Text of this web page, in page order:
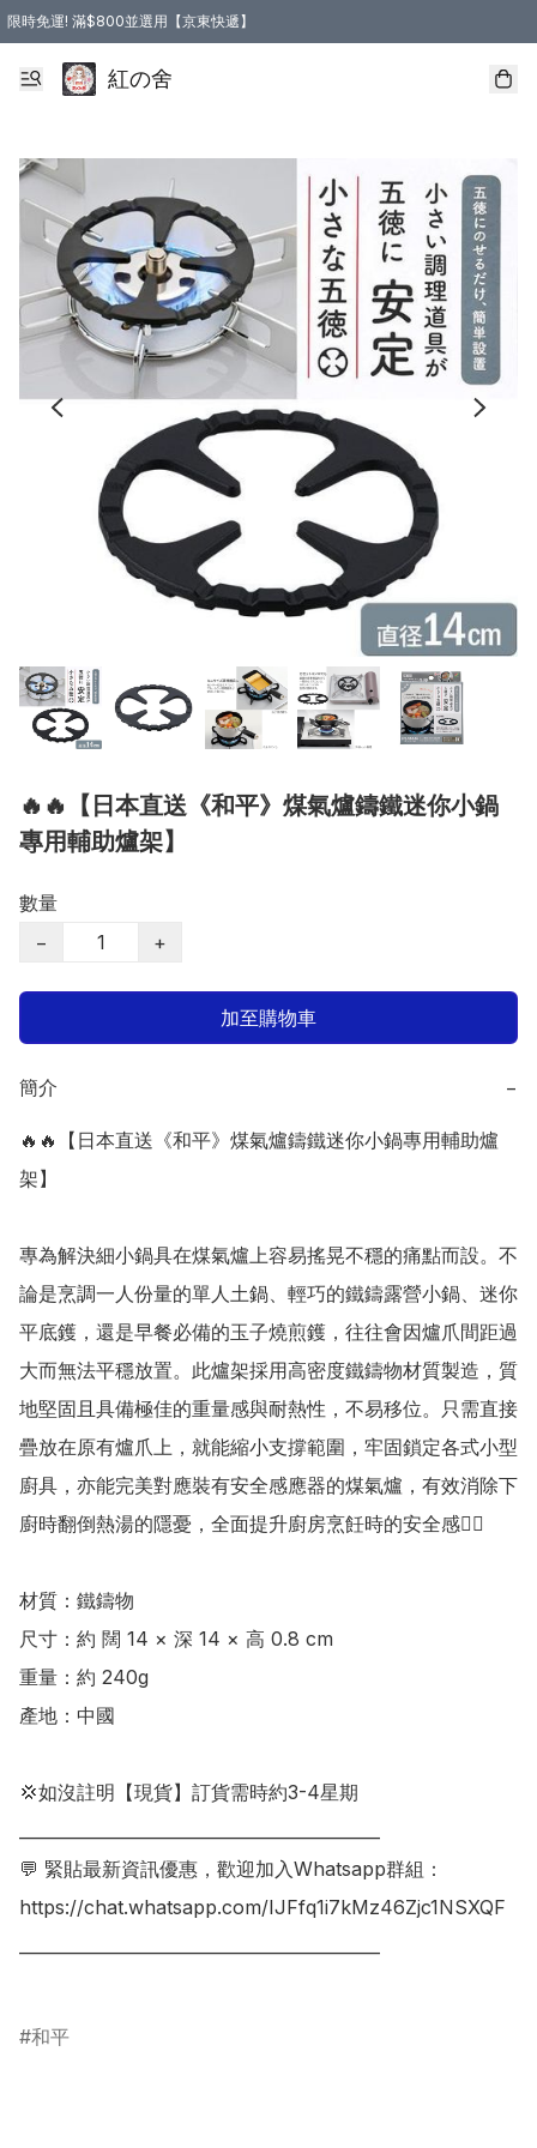
限時免運! 滿$800並選用【京東快遞】
紅の舍
🔥🔥【日本直送《和平》煤氣爐鑄鐵迷你小鍋
專用輔助爐架】
數量
−
+
加至購物車
簡介 −
🔥🔥【日本直送《和平》煤氣爐鑄鐵迷你小鍋專用輔助爐
架】
專為解決細小鍋具在煤氣爐上容易搖晃不穩的痛點而設。不
論是烹調一人份量的單人土鍋、輕巧的鐵鑄露營小鍋、迷你
平底鑊，還是早餐必備的玉子燒煎鑊，往往會因爐爪間距過
大而無法平穩放置。此爐架採用高密度鐵鑄物材質製造，質
地堅固且具備極佳的重量感與耐熱性，不易移位。只需直接
疊放在原有爐爪上，就能縮小支撐範圍，牢固鎖定各式小型
廚具，亦能完美對應裝有安全感應器的煤氣爐，有效消除下
廚時翻倒熱湯的隱憂，全面提升廚房烹飪時的安全感👍🏻
材質：鐵鑄物
尺寸：約 闊 14 × 深 14 × 高 0.8 cm
重量：約 240g
產地：中國
💢如沒註明【現貨】訂貨需時約3-4星期
💬 緊貼最新資訊優惠，歡迎加入Whatsapp群組：
https://chat.whatsapp.com/IJFfq1i7kMz46Zjc1NSXQF
和平